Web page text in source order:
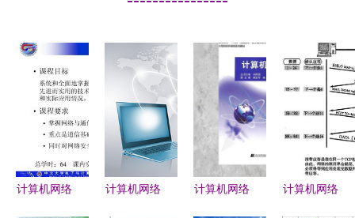
计算机网络
计算机网络
计算机网络
计算机网络